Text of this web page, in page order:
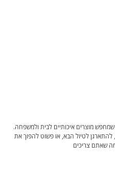
מוצרים איכותיים לבית ולמשפחה.
לטיול הבא, או פשוט להפוך את